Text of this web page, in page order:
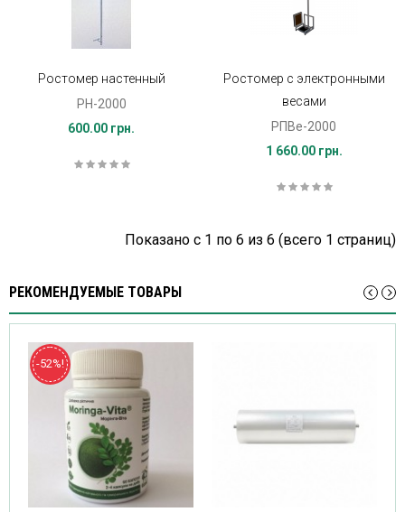
Ростомер настенный
РН-2000
600.00 грн.
Ростомер с электронными
весами
РПВе-2000
1 660.00 грн.
Показано с 1 по 6 из 6 (всего 1 страниц)
РЕКОМЕНДУЕМЫЕ ТОВАРЫ
-52%!